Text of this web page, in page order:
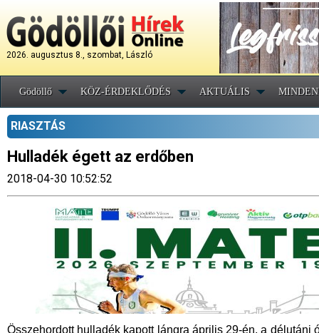
2026. augusztus 8., szombat, László
Gödöllő KÖZ-ÉRDEKLŐDÉS AKTUÁLIS
RIASZTÁS
Hulladék égett az erdőben
2018-04-30 10:52:52
Összehordott hulladék kapott lángra április 29-én, a délutáni